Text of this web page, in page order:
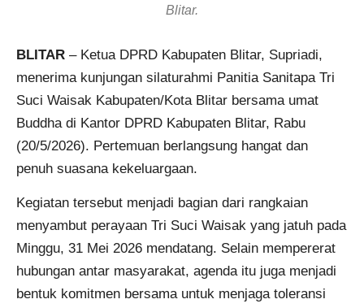
Blitar.
BLITAR – Ketua DPRD Kabupaten Blitar, Supriadi,
menerima kunjungan silaturahmi Panitia Sanitapa Tri
Suci Waisak Kabupaten/Kota Blitar bersama umat
Buddha di Kantor DPRD Kabupaten Blitar, Rabu
(20/5/2026). Pertemuan berlangsung hangat dan
penuh suasana kekeluargaan.
Kegiatan tersebut menjadi bagian dari rangkaian
menyambut perayaan Tri Suci Waisak yang jatuh pada
Minggu, 31 Mei 2026 mendatang. Selain mempererat
hubungan antar masyarakat, agenda itu juga menjadi
bentuk komitmen bersama untuk menjaga toleransi